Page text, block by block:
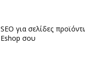
SEO για σελίδες
Eshop σου